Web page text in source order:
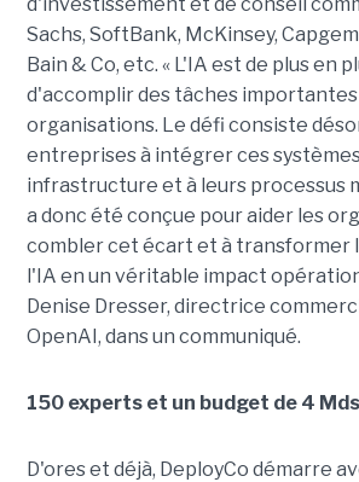
Sachs, SoftBank, McKinsey,
Bain & Co, etc. « L'IA est de plus en
d'accomplir des tâches importantes
organisations. Le défi consiste
entreprises à intégrer ces
infrastructure et à leurs processus
a donc été conçue pour aider les
combler cet écart et à transformer
l'IA en un véritable impact
Denise Dresser, directrice
OpenAI, dans un communiqué.
150 experts et un budget de 4
D'ores et déjà, DeployCo démarre